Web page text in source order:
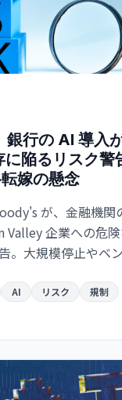
行の AI 導入
に陥るリスク
嫁の懸念
が、金融機関
Valley 企業への危
。大規模停止やベ
リスク要因になり得
AI リスク 規制